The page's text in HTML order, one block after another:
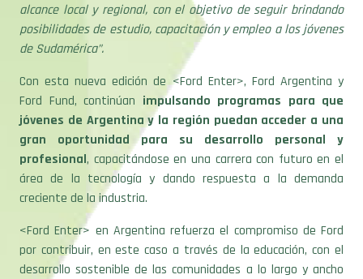
alcance local y regional, con el objetivo de seguir brindando
posibilidades de estudio, capacitación y empleo a los jóvenes
de Sudamérica”.
Con esta nueva edición de <Ford Enter>, Ford Argentina y
Ford Fund, continúan impulsando programas para que
jóvenes de Argentina y la región puedan acceder a una
gran oportunidad para su desarrollo personal y
profesional, capacitándose en una carrera con futuro en el
área de la tecnología y dando respuesta a la demanda
creciente de la industria.
<Ford Enter> en Argentina refuerza el compromiso de Ford
por contribuir, en este caso a través de la educación, con el
desarrollo sostenible de las comunidades a lo largo y ancho